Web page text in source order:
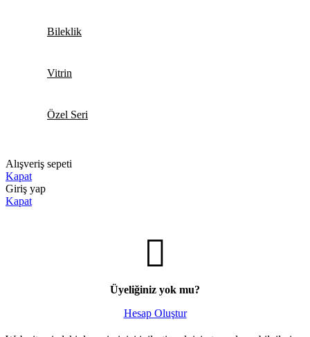
Bileklik
Vitrin
Özel Seri
Alışveriş sepeti
Kapat
Giriş yap
Kapat
Üyeliğiniz yok mu?
Hesap Oluştur